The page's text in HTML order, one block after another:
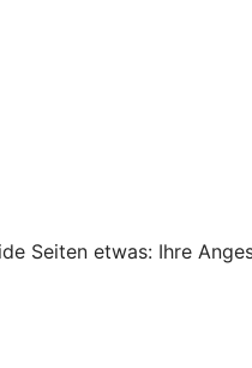
Seiten etwas: Ihre